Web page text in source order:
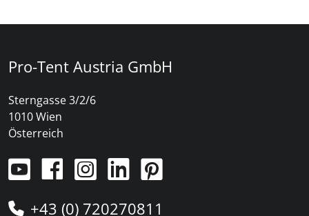
Pro-Tent Austria GmbH
Sterngasse 3/2/6
1010 Wien
Österreich
+43 (0) 720270811